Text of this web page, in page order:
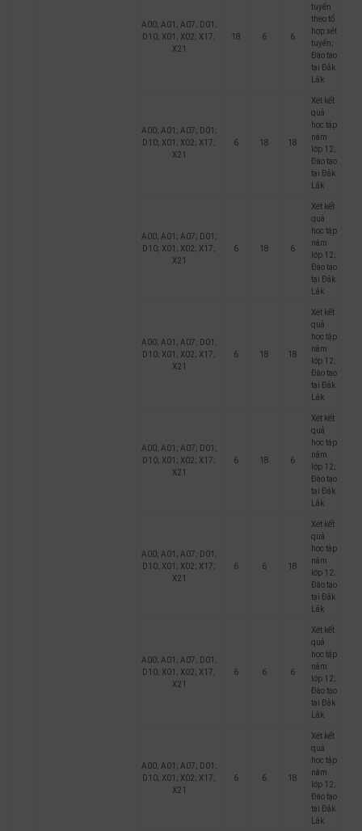
A00; A01; A07; D01;
D10; X01; X02; X17;
X21
18 6 6
tuyển
theo tổ
hợp xét
tuyển;
Đào tạo
tại Đắk
Lắk
A00; A01; A07; D01;
D10; X01; X02; X17;
X21
6 18 18
Xét kết
quả
học tập
năm
lớp 12;
Đào tạo
tại Đắk
Lắk
A00; A01; A07; D01;
D10; X01; X02; X17;
X21
6 18 6
Xét kết
quả
học tập
năm
lớp 12;
Đào tạo
tại Đắk
Lắk
A00; A01; A07; D01;
D10; X01; X02; X17;
X21
6 18 18
Xét kết
quả
học tập
năm
lớp 12;
Đào tạo
tại Đắk
Lắk
A00; A01; A07; D01;
D10; X01; X02; X17;
X21
6 18 6
Xét kết
quả
học tập
năm
lớp 12;
Đào tạo
tại Đắk
Lắk
A00; A01; A07; D01;
D10; X01; X02; X17;
X21
6 6 18
Xét kết
quả
học tập
năm
lớp 12;
Đào tạo
tại Đắk
Lắk
A00; A01; A07; D01;
D10; X01; X02; X17;
X21
6 6 6
Xét kết
quả
học tập
năm
lớp 12;
Đào tạo
tại Đắk
Lắk
A00; A01; A07; D01;
D10; X01; X02; X17;
X21
6 6 18
Xét kết
quả
học tập
năm
lớp 12;
Đào tạo
tại Đắk
Lắk